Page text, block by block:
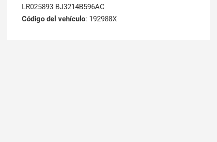
LR025893 BJ3214B596AC
Código del vehículo: 192988X